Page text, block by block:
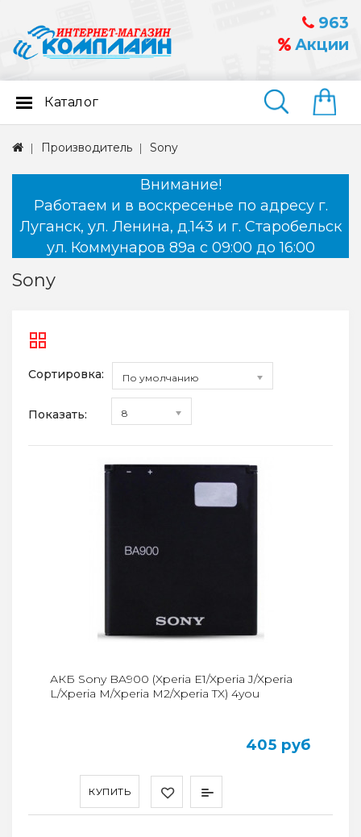
963
Акции
Найти
Каталог
Производитель Sony
Внимание!
Работаем и в воскресенье по адресу г.
Луганск, ул. Ленина, д.143 и г. Старобельск
ул. Коммунаров 89а с 09:00 до 16:00
Sony
Сортировка: По умолчанию
Показать: 8
КУПИТЬ
АКБ Sony BA900 (Xperia E1/Xperia J/Xperia
L/Xperia M/Xperia M2/Xperia TX) 4you
405 руб